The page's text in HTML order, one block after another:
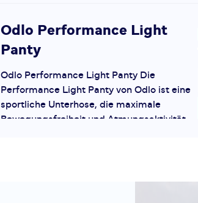
Odlo Performance Light
Panty
Odlo Performance Light Panty Die
Performance Light Panty von Odlo ist eine
sportliche Unterhose, die maximale
Bewegungsfreiheit und Atmungsaktivität